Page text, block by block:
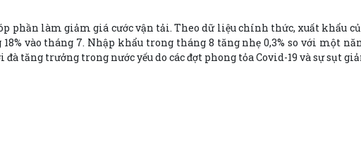
phần làm giảm giá cước vận tải. Theo dữ liệu chính thức, xuất khẩu của
vào tháng 7. Nhập khẩu trong tháng 8 tăng nhẹ 0,3% so với một
tăng trưởng trong nước yếu do các đợt phong tỏa Covid-19 và sự sụt